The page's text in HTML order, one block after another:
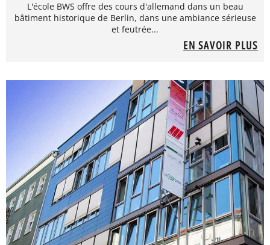
L'école BWS offre des cours d'allemand dans un beau
bâtiment historique de Berlin, dans une ambiance sérieuse
et feutrée...
EN SAVOIR PLUS